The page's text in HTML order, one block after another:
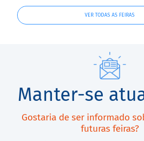
VER TODAS AS FEIRAS
Manter-se
Gostaria de ser informado
futuras feiras?